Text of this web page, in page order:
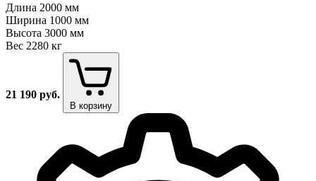
Длина 2000 мм
Ширина 1000 мм
Высота 3000 мм
Вес 2280 кг
21 190 руб.
В корзину